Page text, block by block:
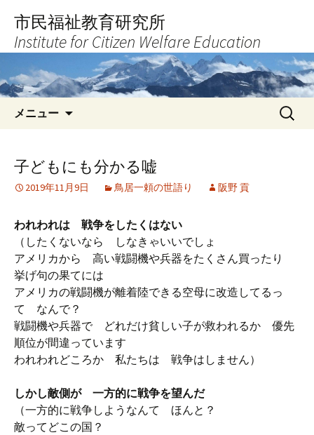
ツ
へ
キ
市民福祉教育研究所
Institute for Citizen Welfare Education
メニュー
検
索:
子どもにも分かる嘘
2019年11月9日 鳥居一頼の世語り 阪野 貢
われわれは 戦争をしたくはない
（したくないなら しなきゃいいでしょ
アメリカから 高い戦闘機や兵器をたくさん買ったり
挙げ句の果てには
アメリカの戦闘機が離着陸できる空母に改造してるっ
て なんで？
戦闘機や兵器で どれだけ貧しい子が救われるか 優先
順位が間違っています
われわれどころか 私たちは 戦争はしません）
しかし敵側が 一方的に戦争を望んだ
（一方的に戦争しようなんて ほんと？
敵ってどこの国？